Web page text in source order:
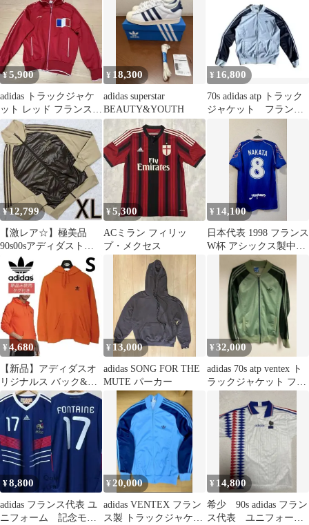
¥5,900
adidas トラックジャケ
ット レッド フランス国
旗
¥ 18,300
adidas superstar
BEAUTY&YOUTH
¥ 16,800
70s adidas atp トラック
ジャケット フランス
¥12,799
【激レア☆】極美品
90s00sアディダストラ
ックジャケット ブラ
ウンベージュXL
¥5,300
ACミラン フィリッ
プ・メクセス
¥ 14,100
日本代表 1998 フランス
W杯 アシックス製中田
英寿 #8 L
¥4,680
【新品】アディダスオ
リジナルス バック&フ
ロント トレフォイル パ
ーカー S
¥ 13,000
adidas SONG FOR THE
MUTE パーカー
¥32,000
adidas 70s atp ventex ト
ラックジャケット フラ
¥8,800
adidas フランス代表 ユ
ニフォーム 記念モデ
¥ 20,000
adidas VENTEX フラン
ス製 トラックジャケッ
¥ 14,800
希少 90s adidas フラン
ス代表 ユニフォーム